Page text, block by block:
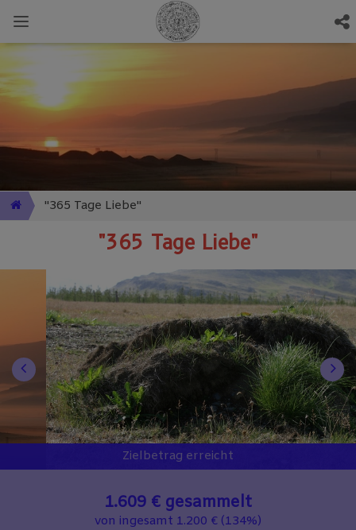
"365 Tage Liebe"
"365 Tage Liebe"
Zielbetrag erreicht
1.609 € gesammelt
von ingesamt 1.200 € (134%)